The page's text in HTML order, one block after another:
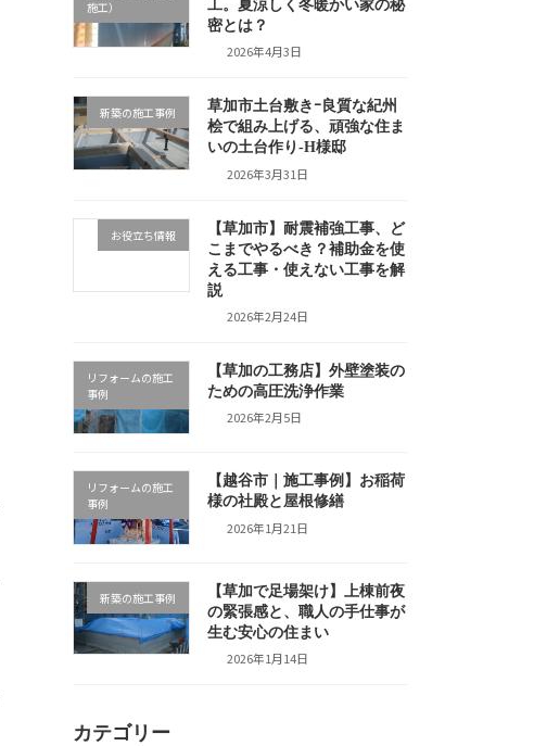
施工）
工。夏涼しく冬暖かい家の秘
密とは？
2026年4月3日
新築の施工事例
草加市土台敷きｰ良質な紀州
桧で組み上げる、頑強な住ま
いの土台作り-H様邸
2026年3月31日
お役立ち情報
【草加市】耐震補強工事、ど
こまでやるべき？補助金を使
える工事・使えない工事を解
説
2026年2月24日
リフォームの施工
事例
【草加の工務店】外壁塗装の
ための高圧洗浄作業
2026年2月5日
リフォームの施工
事例
【越谷市｜施工事例】お稲荷
様の社殿と屋根修繕
2026年1月21日
新築の施工事例
【草加で足場架け】上棟前夜
の緊張感と、職人の手仕事が
生む安心の住まい
2026年1月14日
カテゴリー